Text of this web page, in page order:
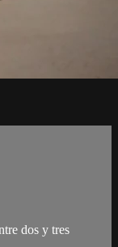
dos y tres